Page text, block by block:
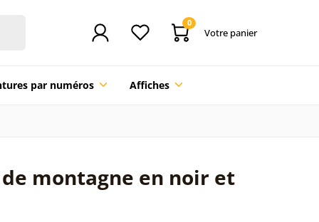
0
Votre panier
par numéros Affiches
montagne en noir et